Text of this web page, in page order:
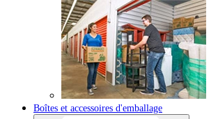
Boîtes et accessoires d'emballage